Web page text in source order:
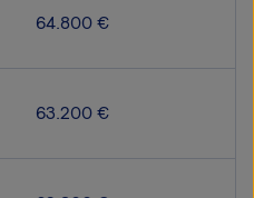
64.800 €
63.200 €